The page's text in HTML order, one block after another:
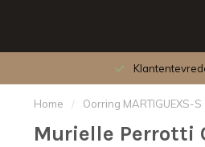
Home / Oorring MARTIGUEXS-S
Murielle Perrotti